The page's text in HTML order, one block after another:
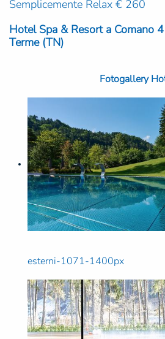
Semplicemente Relax € 260
Hotel Spa & Resort a Comano
Terme (TN)
Fotogallery
esterni-1071-1400px